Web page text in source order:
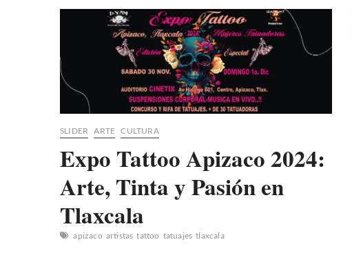
SLIDER ARTE CULTURA
Expo Tattoo Apizaco 2024:
Arte, Tinta y Pasión en
Tlaxcala
apizaco artistas tattoo tatuajes tlaxcala